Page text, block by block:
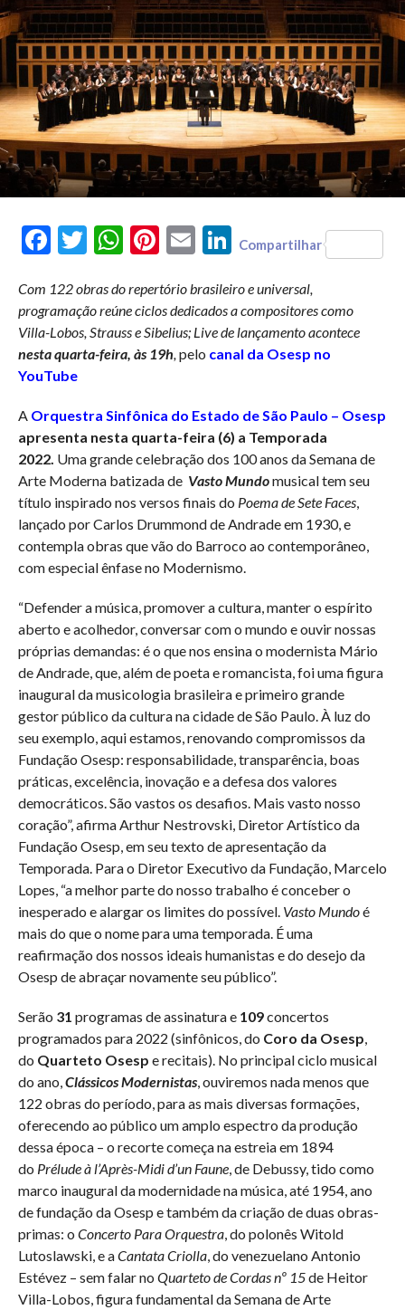
FacebookTwitterWhatsAppPinterest
Email LinkedIn
Compartilhar
Com 122 obras do repertório brasileiro e universal,
programação reúne ciclos dedicados a compositores como
Villa-Lobos, Strauss e Sibelius; Live de lançamento acontece
nesta quarta-feira, às 19h pelo canal da Osesp no
YouTube
A Orquestra Sinfônica do Estado de São Paulo – Osesp
apresenta nesta quarta-feira (6) a Temporada
2022. Uma grande celebração dos 100 anos da Semana de
Arte Moderna batizada de Vasto Mundomusical tem seu
título inspirado nos versos finais do Poema de Sete Faces,
lançado por Carlos Drummond de Andrade em 1930, e
contempla obras que vão do Barroco ao contemporâneo,
com especial ênfase no Modernismo.
“Defender a música, promover a cultura, manter o espírito
aberto e acolhedor, conversar com o mundo e ouvir nossas
próprias demandas: é o que nos ensina o modernista Mário
de Andrade, que, além de poeta e romancista, foi uma figura
inaugural da musicologia brasileira e primeiro grande
gestor público da cultura na cidade de São Paulo. À luz do
seu exemplo, aqui estamos, renovando compromissos da
Fundação Osesp: responsabilidade, transparência, boas
práticas, excelência, inovação e a defesa dos valores
democráticos. São vastos os desafios. Mais vasto nosso
coração”, afirma Arthur Nestrovski, Diretor Artístico da
Fundação Osesp, em seu texto de apresentação da
Temporada. Para o Diretor Executivo da Fundação, Marcelo
Lopes, “a melhor parte do nosso trabalho é conceber o
inesperado e alargar os limites do possível. Vasto Mundoé
mais do que o nome para uma temporada. É uma
reafirmação dos nossos ideais humanistas e do desejo da
Osesp de abraçar novamente seu público”.
Serão 31 programas de assinatura e 109concertos
programados para 2022 (sinfônicos, do Coro da Osesp
do Quarteto Osesp e recitais). No principal ciclo musical
do ano, Clássicos Modernistas, ouviremos nada menos que
122 obras do período, para as mais diversas formações,
oferecendo ao público um amplo espectro da produção
dessa época – o recorte começa na estreia em 1894
do Prélude à l’Après-Midi d’un Faune, de Debussy, tido como
marco inaugural da modernidade na música, até 1954, ano
de fundação da Osesp e também da criação de duas obras-
primas: o Concerto Para Orquestra, do polonês Witold
Lutoslawski, e aCantata Criolla, do venezuelano Antonio
Estévez – sem falar no Quarteto de Cordas nº 15de Heitor
Villa-Lobos, figura fundamental da Semana de Arte